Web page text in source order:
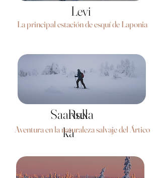
La principal estación de esquí de Laponia
Saarisel
kä
Levi
Aventura en la naturaleza salvaje del Ártico
Ruka